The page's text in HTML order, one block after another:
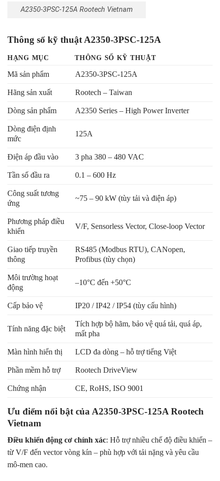
A2350-3PSC-125A Rootech Vietnam
Thông số kỹ thuật A2350-3PSC-125A
HẠNG MỤC THÔNG SỐ KỸ THUẬT
Mã sản phẩm A2350-3PSC-125A
Hãng sản xuất Rootech – Taiwan
Dòng sản phẩm A2350 Series – High Power Inverter
Dòng điện định
mức
125A
Điện áp đầu vào 3 pha 380 – 480 VAC
Tần số đầu ra 0.1 – 600 Hz
Công suất tương
ứng
~75 – 90 kW (tùy tải và điện áp)
Phương pháp điều
khiển
V/F, Sensorless Vector, Close-loop Vector
Giao tiếp truyền
thông
RS485 (Modbus RTU), CANopen,
Profibus (tùy chọn)
Môi trường hoạt
động
–10°C đến +50°C
Cấp bảo vệ IP20 / IP42 / IP54 (tùy cấu hình)
Tính năng đặc biệt
Tích hợp bộ hãm, bảo vệ quá tải, quá áp,
mất pha
Màn hình hiển thị LCD đa dòng – hỗ trợ tiếng Việt
Phần mềm hỗ trợ Rootech DriveView
Chứng nhận CE, RoHS, ISO 9001
Ưu điểm nổi bật của A2350-3PSC-125A Rootech
Vietnam
Điều khiển động cơ chính xác: Hỗ trợ nhiều chế độ điều khiển –
từ V/F đến vector vòng kín – phù hợp với tải nặng và yêu cầu
mô-men cao.